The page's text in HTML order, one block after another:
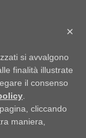
×
si avvalgono
finalità illustrate
il consenso
cliccando
maniera,